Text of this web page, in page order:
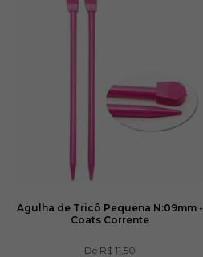
Agulha de Tricô Pequena N:09mm -
Coats Corrente
DeR$ 11,50